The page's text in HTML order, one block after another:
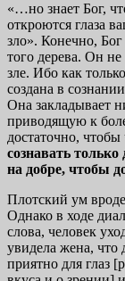
«…но знает Бог,
откроются глаза
зло». Конечно,
того дерева. Он
зле. Ибо как
создана в
Она закладывает
приводящую к
достаточно, чтобы
сознавать
на добре, чтобы
Плотский ум
Однако в ходе
слова, человек
увидела жена,
приятно для глаз